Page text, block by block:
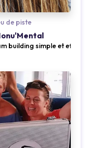
Loading...
de piste
building simple et